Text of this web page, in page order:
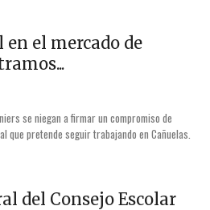
el mercado de
se niegan a firmar un compromiso de
que pretende seguir trabajando en Cañuelas.
del Consejo Escolar